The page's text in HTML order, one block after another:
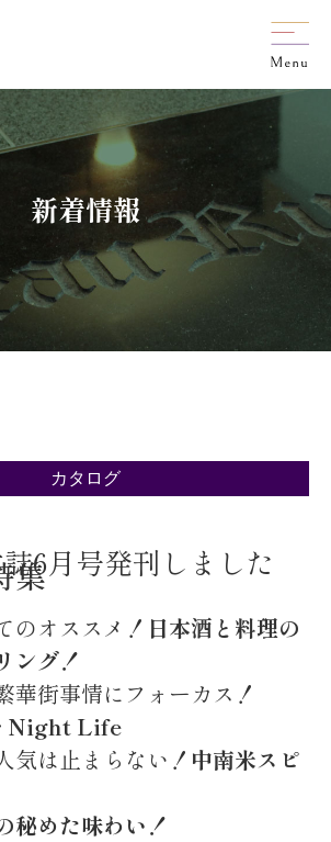
新着情報
カタログ
6月号発刊しました
集
のオススメ！ 日本酒と料理の
ング！
華街事情にフォーカス！
Night Life
気は止まらない！ 中南米スピ
秘めた味わい！